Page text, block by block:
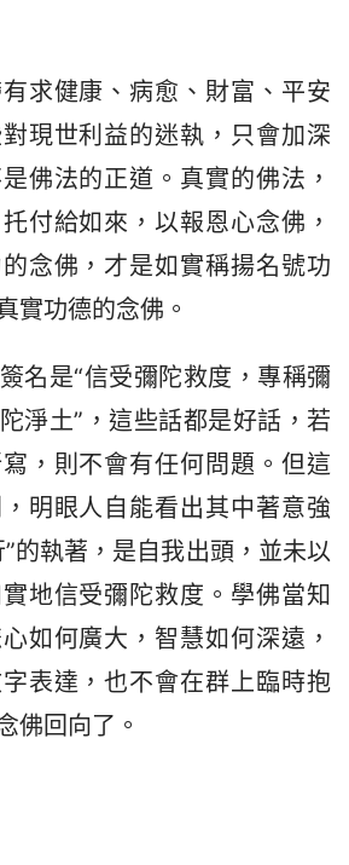
求健康、病愈、財富、平安
現世利益的迷執，只會加深
佛法的正道。真實的佛法，
付給如來，以報恩心念佛，
念佛，才是如實稱揚名號功
實功德的念佛。
名是“信受彌陀救度，專稱彌
淨土”，這些話都是好話，若
，則不會有任何問題。但這
明眼人自能看出其中著意強
的執著，是自我出頭，並未以
地信受彌陀救度。學佛當知
如何廣大，智慧如何深遠，
表達，也不會在群上臨時抱
佛回向了。